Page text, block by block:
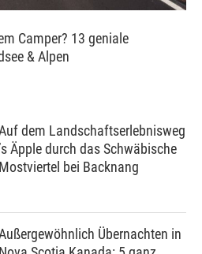
Camper? 13 geniale
& Alpen
dem Landschaftserlebnisweg
Äpple durch das Schwäbische
Mostviertel bei Backnang
Übernachten in